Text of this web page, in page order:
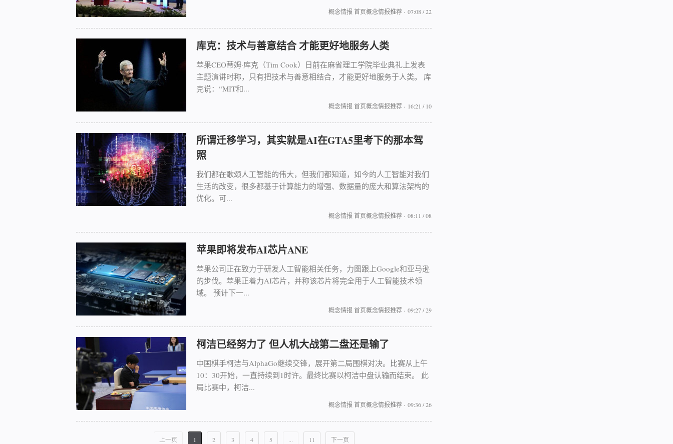
07:08 / 22
概念情报 首页概念情报推荐 ·
库克：技术与善意结合 才能更好地服务人类
苹果CEO蒂姆·库克（Tim Cook）日前在麻省理工学院毕业典礼上发表
主题演讲时称，只有把技术与善意相结合，才能更好地服务于人类。 库
克说：“MIT和...
16:21 / 10
概念情报 首页概念情报推荐 ·
所谓迁移学习，其实就是AI在GTA5里考下的那本驾
照
我们都在歌颂人工智能的伟大，但我们都知道，如今的人工智能对我们
生活的改变，很多都基于计算能力的增强、数据量的庞大和算法架构的
优化。可...
08:11 / 08
概念情报 首页概念情报推荐 ·
苹果即将发布AI芯片ANE
苹果公司正在致力于研发人工智能相关任务，力图跟上Google和亚马逊
的步伐。苹果正着力AI芯片，并称该芯片将完全用于人工智能技术领
域。 预计下一...
09:27 / 29
概念情报 首页概念情报推荐 ·
柯洁已经努力了 但人机大战第二盘还是输了
中国棋手柯洁与AlphaGo继续交锋，展开第二局围棋对决。比赛从上午
10：30开始，一直持续到1时许。最终比赛以柯洁中盘认输而结束。 此
局比赛中，柯洁...
09:36 / 26
概念情报 首页概念情报推荐 ·
上一页 1 2 3 4 5 11 下一页